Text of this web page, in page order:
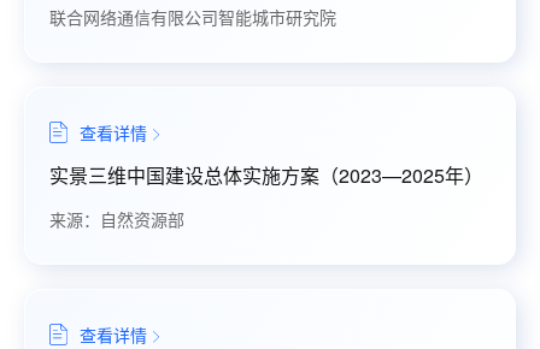
联合网络通信有限公司智能城市研究院
查看详情
实景三维中国建设总体实施方案（2023—2025年）
来源：自然资源部
查看详情